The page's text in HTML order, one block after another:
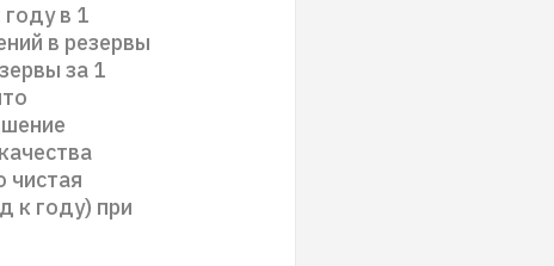
в 1
в резервы
за 1
чистая
к году) при